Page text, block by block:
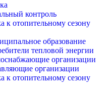
контроль
к отопительному сезону
образование
тепловой энергии
организации
организации
к отопительному сезону